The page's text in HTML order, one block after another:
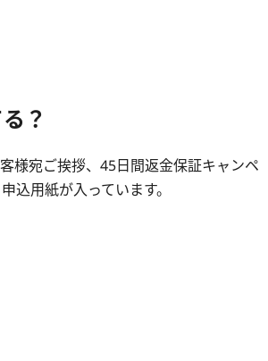
？
様宛ご挨拶、45日間返金保証キャンペ
込用紙が入っています。